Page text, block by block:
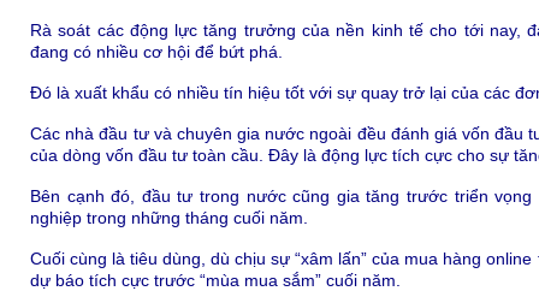
Rà soát các động lực tăng trưởng của nền kinh tế cho tới nay,
đang có nhiều cơ hội để bứt phá.
Đó là xuất khẩu có nhiều tín hiệu tốt với sự quay trở lại của các
Các nhà đầu tư và chuyên gia nước ngoài đều đánh giá vốn
của dòng vốn đầu tư toàn cầu. Đây là động lực tích cực cho sự
Bên cạnh đó, đầu tư trong nước cũng gia tăng trước triển
nghiệp trong những tháng cuối năm.
Cuối cùng là tiêu dùng, dù chịu sự “xâm lấn” của mua hàng
dự báo tích cực trước “mùa mua sắm” cuối năm.